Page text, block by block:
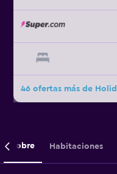
Sobre Habitaciones